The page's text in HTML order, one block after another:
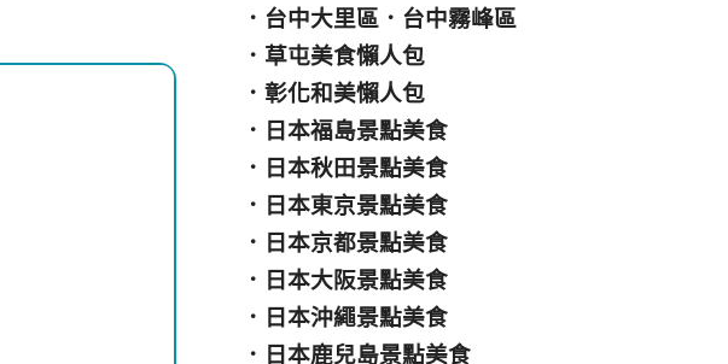
． 台中大里區 ． 台中霧峰區
． 草屯美食懶人包
．彰化和美懶人包
． 日本福島景點美食
． 日本秋田景點美食
． 日本東京景點美食
． 日本京都景點美食
． 日本大阪景點美食
． 日本沖繩景點美食
． 日本鹿兒島景點美食